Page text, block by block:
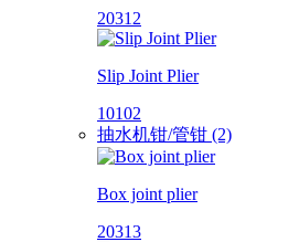
20312
Slip Joint Plier
10102
抽水机钳/管钳 (2)
Box joint plier
20313